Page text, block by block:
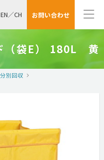
お問い合わせ
EN／CH
（袋E） 180L 黄
別回収